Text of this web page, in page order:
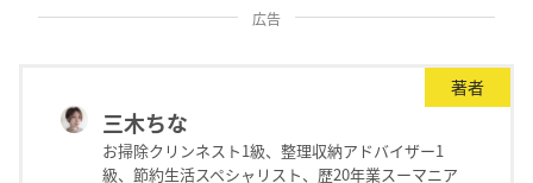
広告
著者
三木ちな
お掃除クリンネスト1級、整理収納アドバイザー1
級、節約生活スペシャリスト、歴20年業スーマニア